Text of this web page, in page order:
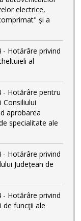
electrice,
și a
- Hotărâre privind
al
- Hotărâre pentru
aprobarea
specialitate ale
- Hotărâre privind
Județean de
- Hotărâre privind
de funcţii ale